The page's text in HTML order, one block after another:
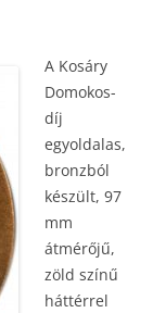
A Kosáry
Domokos-
díj
egyoldalas,
bronzból
készült, 97
mm
átmérőjű,
zöld színű
háttérrel